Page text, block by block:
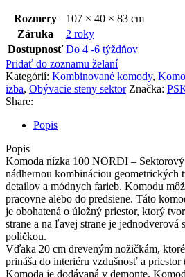
Rozmery
107 × 40 × 83 cm
Záruka
2 roky
Dostupnosť Do 4 -6 týždňov
Pridať do zoznamu želaní
Kategórií: Kombinované komody,
izba, Obývacie steny sektor Značka:
Share:
Popis
Popis
Komoda nízka 100 NORDI –
nádhernou kombináciou geometrických
detailov a módnych farieb. Komodu
pracovne alebo do predsiene. Táto
je obohatená o úložný priestor, ktorý
strane a na ľavej strane je jednodverová
poličkou.
Vďaka 20 cm dreveným nožičkám,
prináša do interiéru vzdušnosť a priestor
Komoda je dodávaná v demonte.